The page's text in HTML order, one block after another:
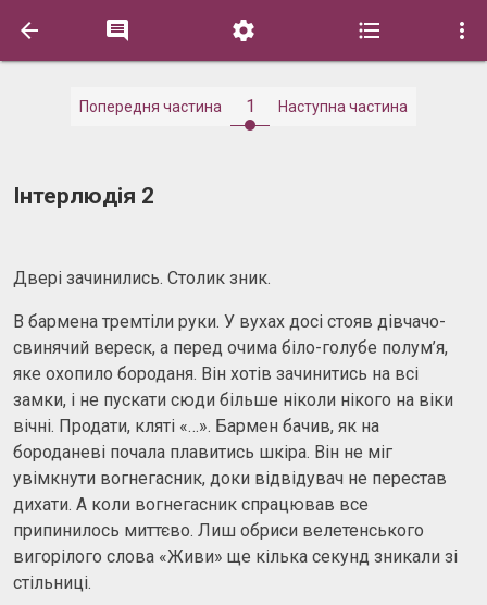
    
Попередня частина 1 Наступна частина
Інтерлюдія 2
Двері зачинились. Столик зник.
В бармена тремтіли руки. У вухах досі стояв дівчачо-
свинячий вереск, а перед очима біло-голубе полум’я,
яке охопило бороданя. Він хотів зачинитись на всі
замки, і не пускати сюди більше ніколи нікого на віки
вічні. Продати, кляті «…». Бармен бачив, як на
бороданеві почала плавитись шкіра. Він не міг
увімкнути вогнегасник, доки відвідувач не перестав
дихати. А коли вогнегасник спрацював все
припинилось миттєво. Лиш обриси велетенського
вигорілого слова «Живи» ще кілька секунд зникали зі
стільниці.